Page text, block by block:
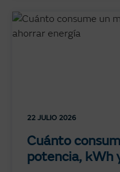
22 JULIO 2026
Cuánto
potencia, kWh